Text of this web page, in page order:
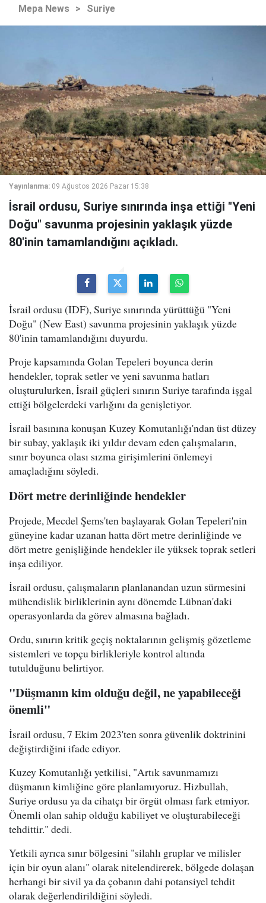
Mepa News > Suriye
Yayınlanma: 09 Ağustos 2026 Pazar 15:38
İsrail ordusu, Suriye sınırında inşa ettiği "Yeni
Doğu" savunma projesinin yaklaşık yüzde
80'inin tamamlandığını açıkladı.
İsrail ordusu (IDF), Suriye sınırında yürüttüğü "Yeni
Doğu" (New East) savunma projesinin yaklaşık yüzde
80'inin tamamlandığını duyurdu.
Proje kapsamında Golan Tepeleri boyunca derin
hendekler, toprak setler ve yeni savunma hatları
oluşturulurken, İsrail güçleri sınırın Suriye tarafında işgal
ettiği bölgelerdeki varlığını da genişletiyor.
İsrail basınına konuşan Kuzey Komutanlığı'ndan üst düzey
bir subay, yaklaşık iki yıldır devam eden çalışmaların,
sınır boyunca olası sızma girişimlerini önlemeyi
amaçladığını söyledi.
Dört metre derinliğinde hendekler
Projede, Mecdel Şems'ten başlayarak Golan Tepeleri'nin
güneyine kadar uzanan hatta dört metre derinliğinde ve
dört metre genişliğinde hendekler ile yüksek toprak setleri
inşa ediliyor.
İsrail ordusu, çalışmaların planlanandan uzun sürmesini
mühendislik birliklerinin aynı dönemde Lübnan'daki
operasyonlarda da görev almasına bağladı.
Ordu, sınırın kritik geçiş noktalarının gelişmiş gözetleme
sistemleri ve topçu birlikleriyle kontrol altında
tutulduğunu belirtiyor.
"Düşmanın kim olduğu değil, ne yapabileceği
önemli"
İsrail ordusu, 7 Ekim 2023'ten sonra güvenlik doktrinini
değiştirdiğini ifade ediyor.
Kuzey Komutanlığı yetkilisi, "Artık savunmamızı
düşmanın kimliğine göre planlamıyoruz. Hizbullah,
Suriye ordusu ya da cihatçı bir örgüt olması fark etmiyor.
Önemli olan sahip olduğu kabiliyet ve oluşturabileceği
tehdittir." dedi.
Yetkili ayrıca sınır bölgesini "silahlı gruplar ve milisler
için bir oyun alanı" olarak nitelendirerek, bölgede dolaşan
herhangi bir sivil ya da çobanın dahi potansiyel tehdit
olarak değerlendirildiğini söyledi.